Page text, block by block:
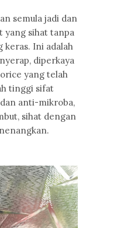
semula jadi dan
yang sihat tanpa
keras. Ini adalah
diperkaya
yang telah
tinggi sifat
anti-mikroba,
sihat dengan